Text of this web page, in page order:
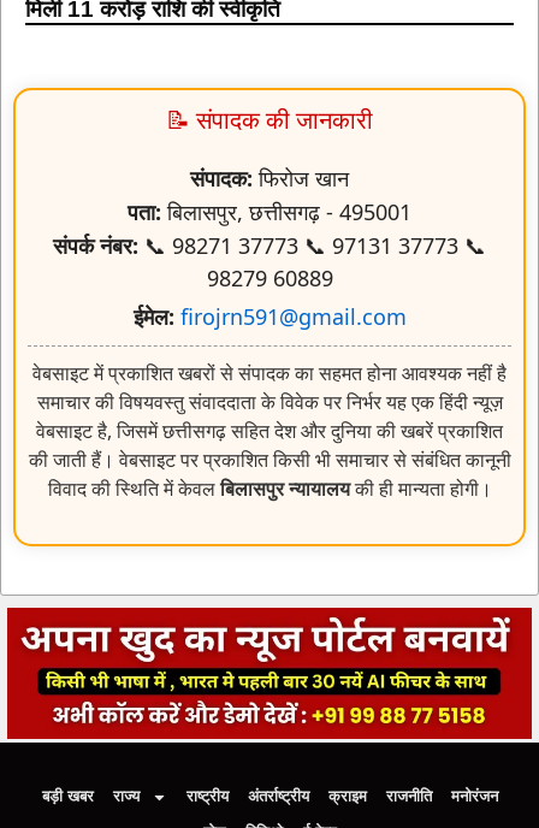
📝 संपादक की जानकारी
संपादक:फिरोज खान
बिलासपुर, छत्तीसगढ़ - 495001
📞 98271 37773 📞 97131 37773 📞
98279 60889
ईमेल: firojrn591@gmail.com
वेबसाइट में प्रकाशित खबरों से संपादक का सहमत होना आवश्यक नहीं है
समाचार की विषयवस्तु संवाददाता के विवेक पर निर्भर यह एक हिंदी न्यूज़
वेबसाइट है, जिसमें छत्तीसगढ़ सहित देश और दुनिया की खबरें प्रकाशित
की जाती हैं। वेबसाइट पर प्रकाशित किसी भी समाचार से संबंधित कानूनी
विवाद की स्थिति में केवलबिलासपुर न्यायालयकी ही मान्यता होगी।
बड़ी खबर राज्य राष्ट्रीय अंतर्राष्ट्रीय क्राइम राजनीति
मनोरंजन
खेल
विडिओ ई-पेपर